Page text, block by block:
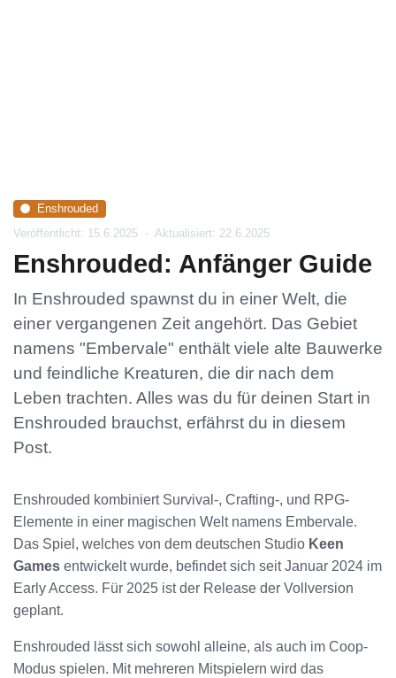
Enshrouded
Veröffentlicht: 15.6.2025 - Aktualisiert: 22.6.2025
Enshrouded: Anfänger Guide
In Enshrouded spawnst du in einer Welt, die
einer vergangenen Zeit angehört. Das Gebiet
namens "Embervale" enthält viele alte Bauwerke
und feindliche Kreaturen, die dir nach dem
Leben trachten. Alles was du für deinen Start in
Enshrouded brauchst, erfährst du in diesem
Post.
Enshrouded kombiniert Survival-, Crafting-, und RPG-
Elemente in einer magischen Welt namens Embervale.
Das Spiel, welches von dem deutschen Studio Keen
Games entwickelt wurde, befindet sich seit Januar 2024 im
Early Access. Für 2025 ist der Release der Vollversion
geplant.
Enshrouded lässt sich sowohl alleine, als auch im Coop-
Modus spielen. Mit mehreren Mitspielern wird das